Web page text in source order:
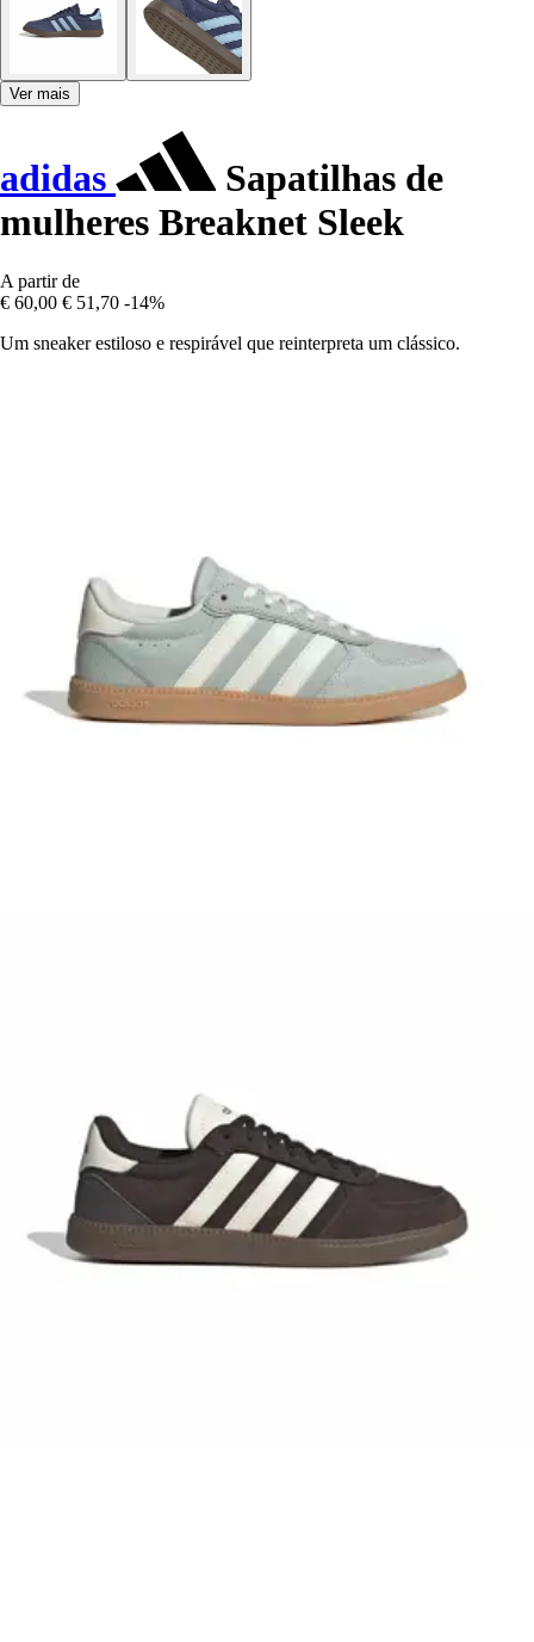
Ver mais
adidas
Sapatilhas de
mulheres Breaknet Sleek
A partir de
€ 60,00 € 51,70 -14%
Um sneaker estiloso e respirável que reinterpreta um clássico.